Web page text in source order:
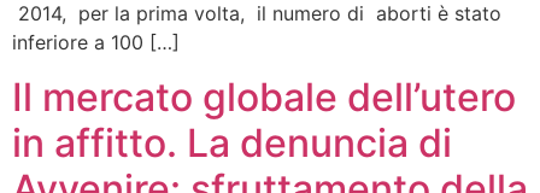
2014, per la prima volta, il numero di aborti è stato
inferiore a 100 […]
Il mercato globale dell’utero
in affitto. La denuncia di